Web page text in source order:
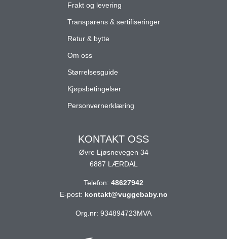
KONTAKT OSS
Øvre Ljøsnevegen 34
6887 LÆRDAL
Telefon: 48627942
E-post: kontakt@vuggebaby.no
Org.nr: 934894723MVA
Frakt og levering
Transparens & sertifiseringer
Retur & bytte
Om oss
Størrelsesguide
Kjøpsbetingelser
Personvernerklæring